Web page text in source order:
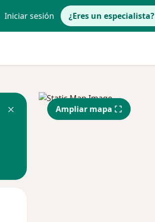
Iniciar sesión ¿Eres un especialista?
Ampliar mapa